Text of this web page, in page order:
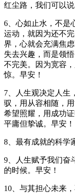
红尘路，我们可以
6、心如止水，不是
运动，就因为还不
界，心就会充满焦
失去兴趣，而是领
不完美。因为宽容
惊。早安！
7、人生观决定人生
驭，用从容相随，
希望照耀，用成功
平庸但挚诚。早安！
8、最有成就的科学
9、人生赋予我们奋
的时候。早安！
10、与其担心未来